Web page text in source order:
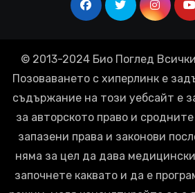
© 2013-2024 Био Поглед
Позоваването с хиперлинк е
съдържание на този уебсайт е
за авторското право и
запазени права и законови
няма за цел да дава
започнете каквато и да е